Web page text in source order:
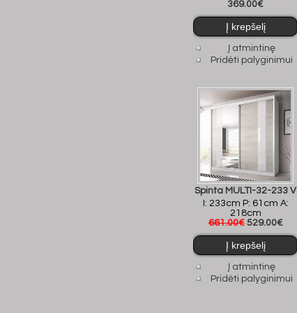
369.00€
Į atmintinę
Pridėti palyginimui
Spinta MULTI-32-233 V
I: 233cm P: 61cm A:
218cm
661.00€ 529.00€
Į atmintinę
Pridėti palyginimui